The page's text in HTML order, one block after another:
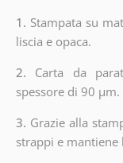
1. Stampata su
liscia e opaca.
2. Carta da
spessore di 90 µm.
3. Grazie alla
strappi e